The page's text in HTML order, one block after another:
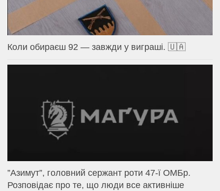
Коли обираєш 92 — завжди у виграші. 🇺🇦
⁨”Азимут”, головний сержант роти 47-ї ОМБр.
Розповідає про те, що люди все активніше